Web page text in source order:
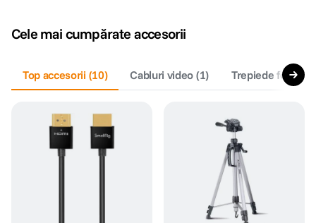
Cele mai cumpărate accesorii
Top accesorii (10) Cabluri video (1) Trepiede foto( 7